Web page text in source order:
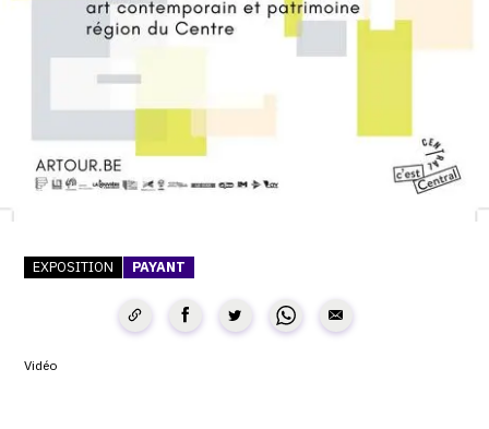
PUBLIER SES EXPOSITIONS
DEVENIR CONTRIBUTEUR
À PROPOS
À PROPOS D'OAM
CONTACT
EXPOSITION PAYANT
Vidéo